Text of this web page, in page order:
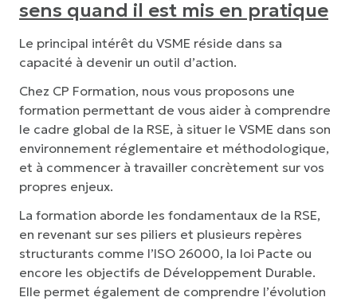
sens quand il est mis en pratique
Le principal intérêt du VSME réside dans sa
capacité à devenir un outil d’action.
Chez CP Formation, nous vous proposons une
formation permettant de vous aider à comprendre
le cadre global de la RSE, à situer le VSME dans son
environnement réglementaire et méthodologique,
et à commencer à travailler concrètement sur vos
propres enjeux.
La formation aborde les fondamentaux de la RSE,
en revenant sur ses piliers et plusieurs repères
structurants comme l’ISO 26000, la loi Pacte ou
encore les objectifs de Développement Durable.
Elle permet également de comprendre l’évolution